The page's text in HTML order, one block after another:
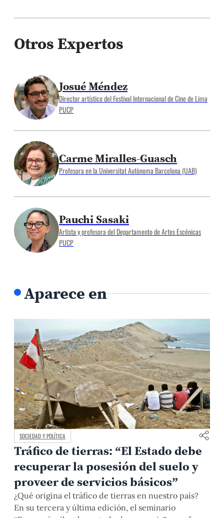
Otros Expertos
Josué Méndez
Director artístico del Festival Internacional de Cine de Lima
PUCP
Carme Miralles-Guasch
Profesora en la Universitat Autònoma Barcelona (UAB)
Pauchi Sasaki
Artista y profesora del Departamento de Artes Escénicas
PUCP
Aparece en
SOCIEDAD Y POLÍTICA
Tráfico de tierras: “El Estado debe
recuperar la posesión del suelo y
proveer de servicios básicos”
¿Qué origina el tráfico de tierras en nuestro país?
En su tercera y última edición, el seminario